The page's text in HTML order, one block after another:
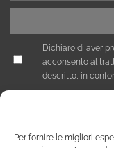
Per fornire le migliori
Dichiaro di aver
acconsento al
descritto, in